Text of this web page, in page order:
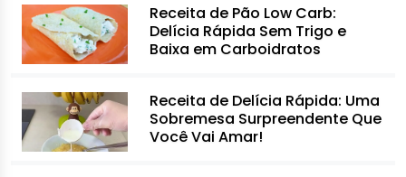
Receita de Pão Low Carb:
Delícia Rápida Sem Trigo e
Baixa em Carboidratos
Receita de Delícia Rápida: Uma
Sobremesa Surpreendente Que
Você Vai Amar!